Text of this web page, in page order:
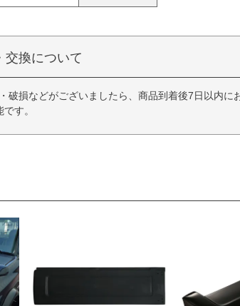
交換について
損などがございましたら、商品到着後7日以内に
す。